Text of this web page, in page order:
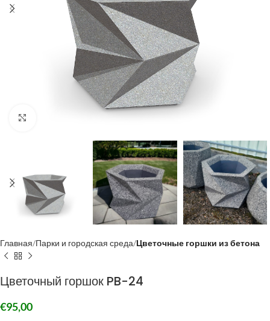
Главная Парки и городская среда Цветочные горшки из бетона
Цветочный горшок PB-24
€95,00